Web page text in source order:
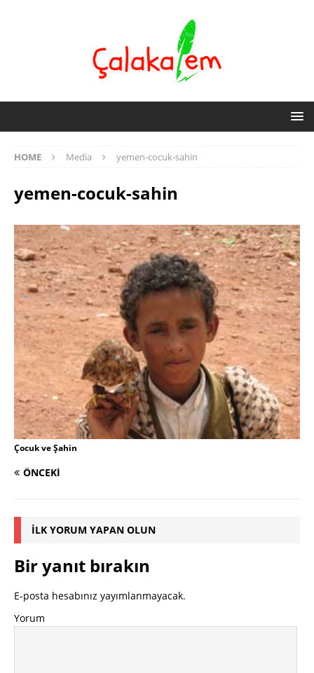
HOME Media yemen-cocuk-sahin
yemen-cocuk-sahin
Çocuk ve Şahin
ÖNCEKI
İLK YORUM YAPAN OLUN
Bir yanıt bırakın
E-posta hesabınız yayımlanmayacak.
Yorum